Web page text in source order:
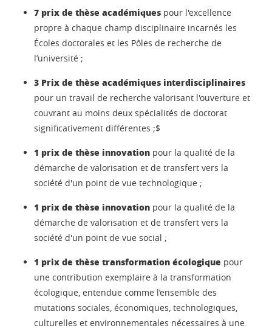
7 prix de thèse académiques pour l'excellence
propre à chaque champ disciplinaire incarnés les
Écoles doctorales et les Pôles de recherche de
l’université ;
3 Prix de thèse académiques interdisciplinaires
pour un travail de recherche valorisant l'ouverture et
couvrant au moins deux spécialités de doctorat
significativement différentes ;$
1 prix de thèse innovation pour la qualité de la
démarche de valorisation et de transfert vers la
société d'un point de vue technologique ;
1 prix de thèse innovation pour la qualité de la
démarche de valorisation et de transfert vers la
société d'un point de vue social ;
1 prix de thèse transformation écologique pour
une contribution exemplaire à la transformation
écologique, entendue comme l’ensemble des
mutations sociales, économiques, technologiques,
culturelles et environnementales nécessaires à une